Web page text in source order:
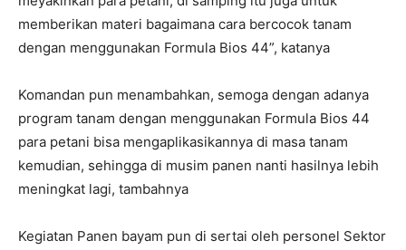
memberikan materi bagaimana cara bercocok tanam
dengan menggunakan Formula Bios 44”, katanya
Komandan pun menambahkan, semoga dengan adanya
program tanam dengan menggunakan Formula Bios 44
para petani bisa mengaplikasikannya di masa tanam
kemudian, sehingga di musim panen nanti hasilnya lebih
meningkat lagi, tambahnya
Kegiatan Panen bayam pun di sertai oleh personel Sektor